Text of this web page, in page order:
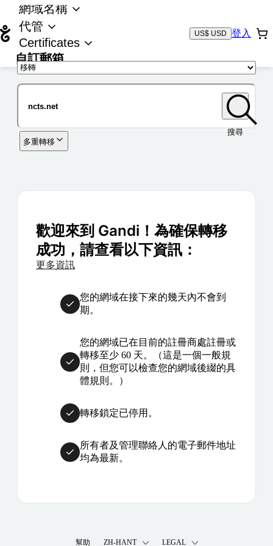
網域名稱
代管
Certificates
自訂郵箱
US$ USD 登入
搜尋
多重轉移
歡迎來到 Gandi！為確保轉移
成功，請查看以下資訊：
更多資訊
您的網域在接下來的幾天內不會到
期。
您的網域已在目前的註冊商處註冊或
轉移至少 60 天。（這是一個一般規
則，但您可以檢查您的網域後綴的具
體規則。）
轉移鎖定已停用。
所有者及管理聯絡人的電子郵件地址
均為最新。
幫助 ZH-HANT LEGAL